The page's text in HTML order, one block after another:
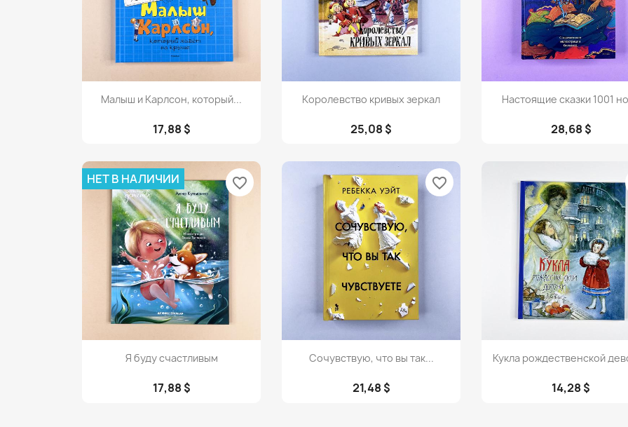
Просмотр
Малыш и Карлсон, который...
17,88 $
Просмотр
Королевство кривых зеркал
25,08 $
Просмотр
Настоящие сказки 1001
28,68 $
Просмотр
Я буду счастливым
17,88 $
НЕТ В НАЛИЧИИ favorite_border
Просмотр
Сочувствую, что вы так...
21,48 $
favorite_border
Просмотр
Кукла рождественской
14,28 $